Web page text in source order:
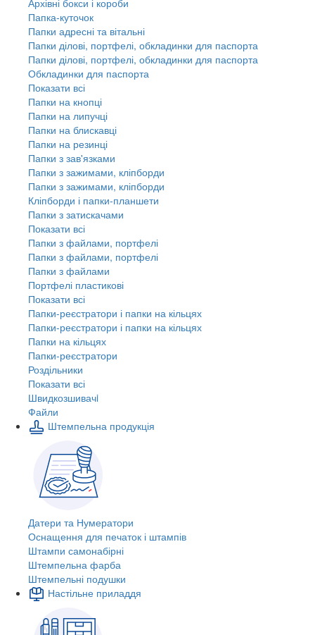
Папка-куточок
Папки адресні та вітальні
Папки ділові, портфелі, обкладинки для паспорта
Папки ділові, портфелі, обкладинки для паспорта
Обкладинки для паспорта
Показати всі
Папки на кнопці
Папки на липучці
Папки на блискавці
Папки на резинці
Папки з зав'язками
Папки з зажимами, кліпборди
Папки з зажимами, кліпборди
Кліпборди і папки-планшети
Папки з затискачами
Показати всі
Папки з файлами, портфелі
Папки з файлами, портфелі
Папки з файлами
Портфелі пластикові
Показати всі
Папки-реєстратори і папки на кільцях
Папки-реєстратори і папки на кільцях
Папки на кільцях
Папки-реєстратори
Роздільники
Показати всі
Швидкозшивачi
Файли
Штемпельна продукція
Датери та Нумератори
Оснащення для печаток і штампів
Штампи самонабірні
Штемпельна фарба
Штемпельні подушки
Настільне приладдя